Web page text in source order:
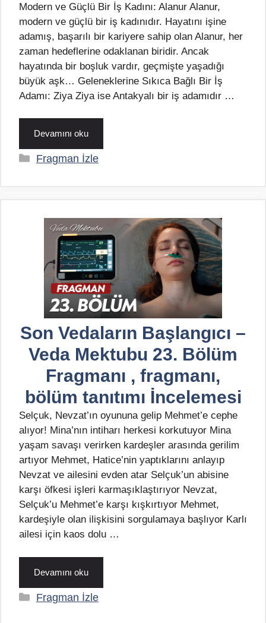
Modern ve Güçlü Bir İş Kadını: Alanur Alanur,
modern ve güçlü bir iş kadınıdır. Hayatını işine
adamış, başarılı bir kariyere sahip olan Alanur, her
zaman hedeflerine odaklanan biridir. Ancak
hayatında bir boşluk vardır, geçmişte yaşadığı
büyük aşk… Geleneklerine Sıkıca Bağlı Bir İş
Adamı: Ziya Ziya ise Antakyalı bir iş adamıdır …
Devamını oku
Kategoriler
Fragman İzle
Son Vedaların Başlangıcı –
Veda Mektubu 23. Bölüm
Fragmanı , fragmanı,
bölüm tanıtımı İncelemesi
Selçuk, Nevzat’ın oyununa gelip Mehmet’e cephe
alıyor! Mina’nın intiharı herkesi korkutuyor Mina
yaşam savaşı verirken kardeşler arasında gerilim
artıyor Mehmet, Hatice’nin yaptıklarını anlayıp
Nevzat ve ailesini evden atar Selçuk’un abisine
karşı öfkesi işleri karmaşıklaştırıyor Nevzat,
Selçuk’u Mehmet’e karşı kışkırtıyor Mehmet,
kardeşiyle olan ilişkisini sorgulamaya başlıyor Karlı
ailesi için kaos dolu …
Devamını oku
Kategoriler
Fragman İzle